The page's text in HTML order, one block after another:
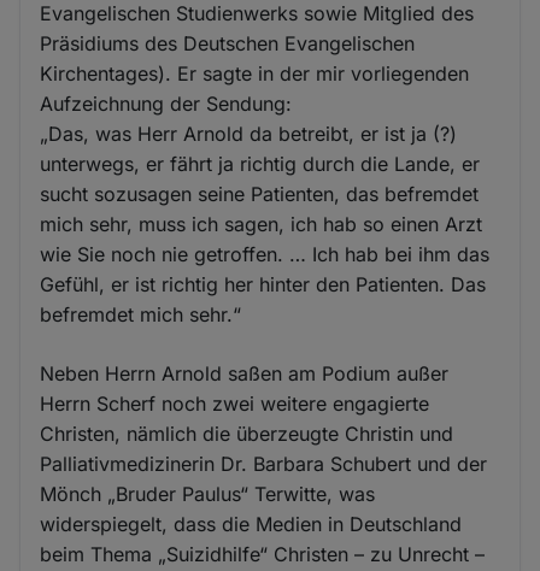
Evangelischen Studienwerks sowie Mitglied des
Präsidiums des Deutschen Evangelischen
Kirchentages). Er sagte in der mir vorliegenden
Aufzeichnung der Sendung:
„Das, was Herr Arnold da betreibt, er ist ja (?)
unterwegs, er fährt ja richtig durch die Lande, er
sucht sozusagen seine Patienten, das befremdet
mich sehr, muss ich sagen, ich hab so einen Arzt
wie Sie noch nie getroffen. … Ich hab bei ihm das
Gefühl, er ist richtig her hinter den Patienten. Das
befremdet mich sehr.“
Neben Herrn Arnold saßen am Podium außer
Herrn Scherf noch zwei weitere engagierte
Christen, nämlich die überzeugte Christin und
Palliativmedizinerin Dr. Barbara Schubert und der
Mönch „Bruder Paulus“ Terwitte, was
widerspiegelt, dass die Medien in Deutschland
beim Thema „Suizidhilfe“ Christen – zu Unrecht –